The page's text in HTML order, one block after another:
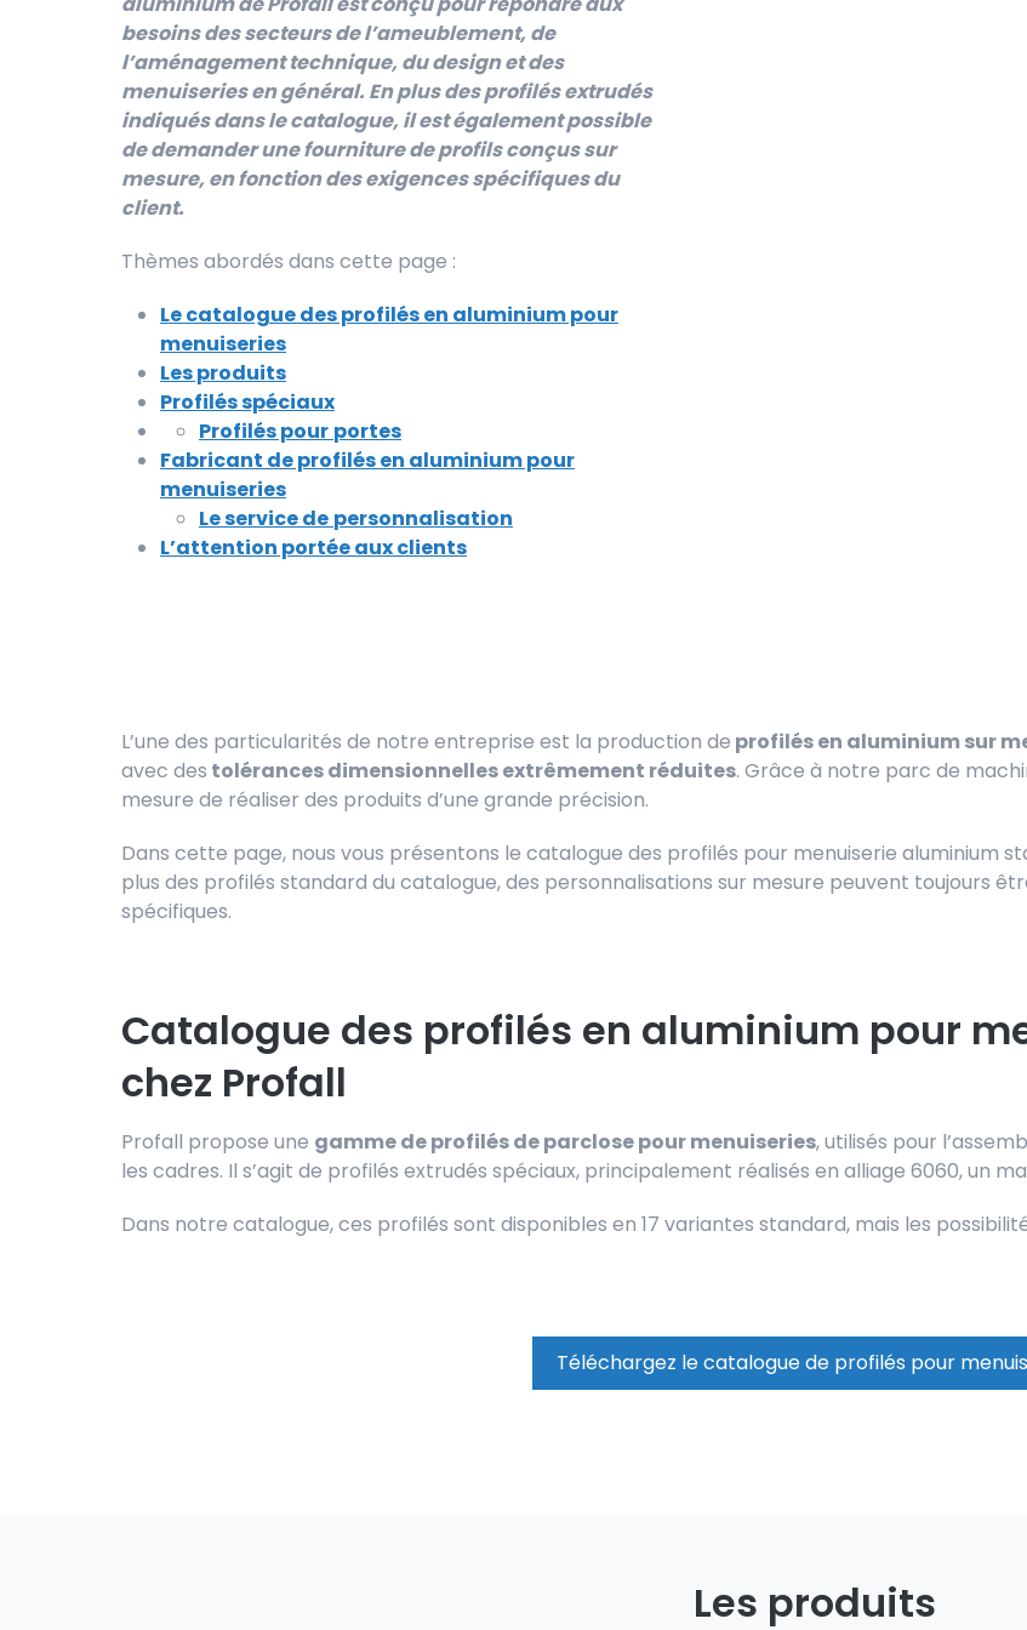
besoins des secteurs de l’ameublement, de
l’aménagement technique, du design et des
menuiseries en général. En plus des profilés extrudés
indiqués dans le catalogue, il est également possible
de demander une fourniture de profils conçus sur
mesure, en fonction des exigences spécifiques du
client.
Thèmes abordés dans cette page :
Le catalogue des profilés en aluminium pour
menuiseries
Les produits
Profilés spéciaux
Profilés pour portes
Fabricant de profilés en aluminium pour
menuiseries
Le service de personnalisation
L’attention portée aux clients
L’une des particularités de notre entreprise est la production de profilés en aluminium sur
avec des tolérances dimensionnelles extrêmement réduites. Grâce à notre parc de
mesure de réaliser des produits d’une grande précision.
Dans cette page, nous vous présentons le catalogue des profilés pour menuiserie aluminium
plus des profilés standard du catalogue, des personnalisations sur mesure peuvent toujours
spécifiques.
Catalogue des profilés en aluminium pour
chez Profall
Profall propose une gamme de profilés de parclose pour menuiseries, utilisés pour
les cadres. Il s’agit de profilés extrudés spéciaux, principalement réalisés en alliage 6060, un
Dans notre catalogue, ces profilés sont disponibles en 17 variantes standard, mais les
Téléchargez le catalogue de profilés pour
Les produits